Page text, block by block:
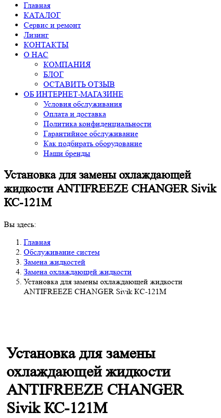
Главная
КАТАЛОГ
Сервис и ремонт
Лизинг
КОНТАКТЫ
О НАС
КОМПАНИЯ
БЛОГ
ОСТАВИТЬ ОТЗЫВ
ОБ ИНТЕРНЕТ-МАГАЗИНЕ
Условия обслуживания
Оплата и доставка
Политика конфиденциальности
Гарантийное обслуживание
Как подбирать оборудование
Наши бренды
Установка для замены охлаждающей
жидкости ANTIFREEZE CHANGER Sivik
КС-121М
Вы здесь:
Главная
Обслуживание систем
Замена жидкостей
Замена охлаждающей жидкости
Установка для замены охлаждающей жидкости
ANTIFREEZE CHANGER Sivik КС-121М
Установка для замены
охлаждающей жидкости
ANTIFREEZE CHANGER
Sivik КС-121М